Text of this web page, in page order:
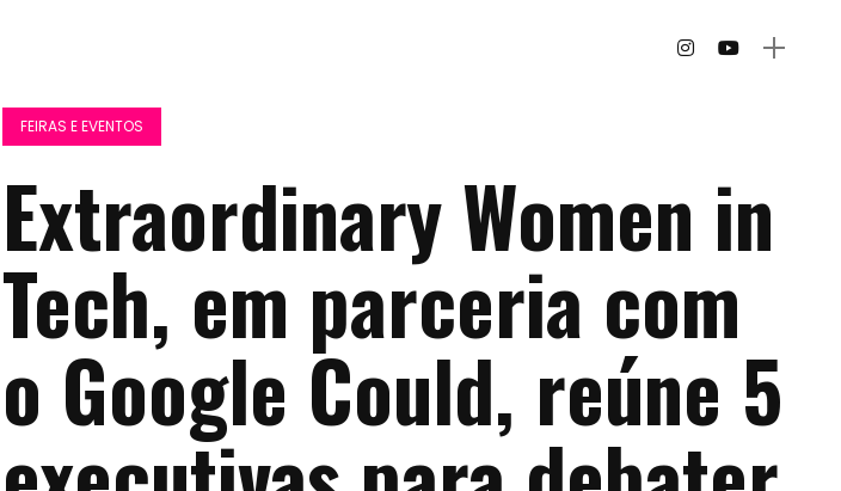
FEIRAS E EVENTOS
Extraordinary Women in
Tech, em parceria com
o Google Could, reúne 5